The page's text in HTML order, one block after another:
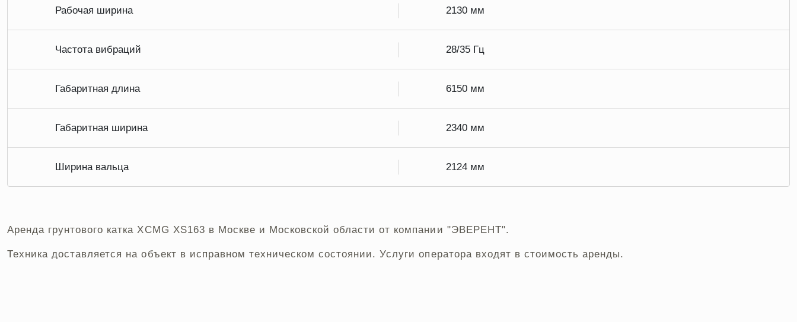
Рабочая ширина 2130 мм
Частота вибраций 28/35 Гц
Габаритная длина 6150 мм
Габаритная ширина 2340 мм
Ширина вальца 2124 мм
Аренда грунтового катка XCMG XS163 в Москве и Московской области от компании "ЭВЕРЕНТ".
Техника доставляется на объект в исправном техническом состоянии. Услуги оператора входят в стоимость аренды.